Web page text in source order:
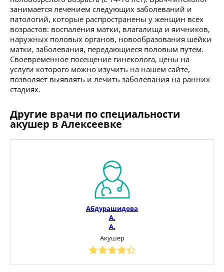
занимается лечением следующих заболеваний и
патологий, которые распространены у женщин всех
возрастов: воспаления матки, влагалища и яичников,
наружных половых органов, новообразования шейки
матки, заболевания, передающиеся половым путем.
Своевременное посещение гинеколога, цены на
услуги которого можно изучить на нашем сайте,
позволяет выявлять и лечить заболевания на ранних
стадиях.
Другие врачи по специальности
акушер в Алексеевке
Абдурашидова
А.
А.
Акушер